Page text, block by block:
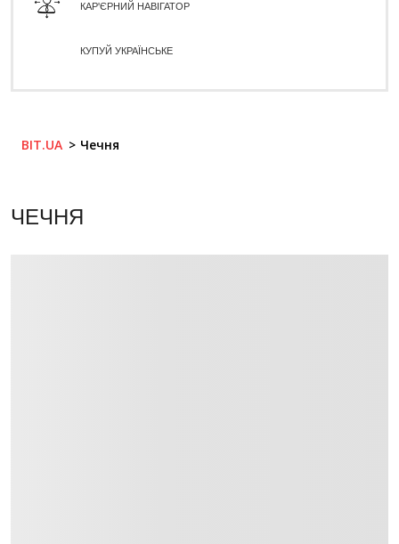
КАР'ЄРНИЙ НАВІГАТОР
КУПУЙ УКРАЇНСЬКЕ
BIT.UA Чечня
ЧЕЧНЯ